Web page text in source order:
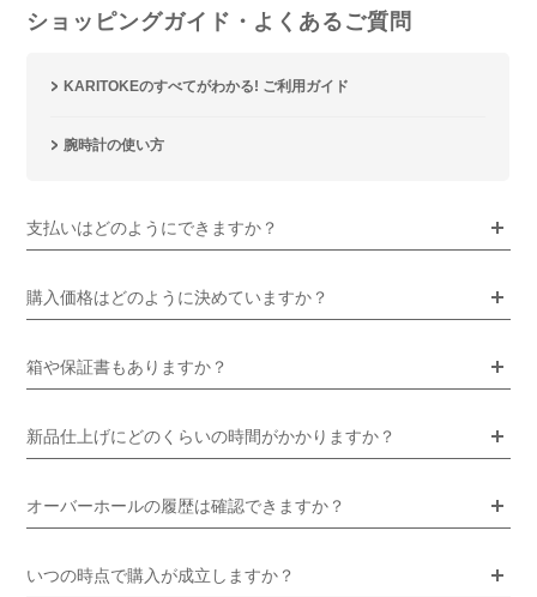
ショッピングガイド・よくあるご質問
KARITOKEのすべてがわかる! ご利用ガイド
腕時計の使い方
支払いはどのようにできますか？
購入価格はどのように決めていますか？
箱や保証書もありますか？
新品仕上げにどのくらいの時間がかかりますか？
オーバーホールの履歴は確認できますか？
いつの時点で購入が成立しますか？